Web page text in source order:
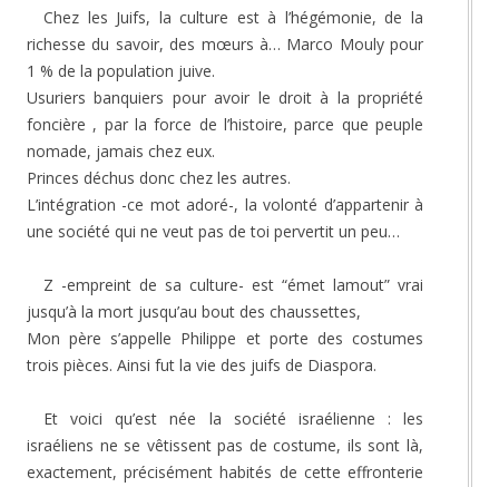
Chez les Juifs, la culture est à l’hégémonie, de la
richesse du savoir, des mœurs à… Marco Mouly pour
1 % de la population juive.
Usuriers banquiers pour avoir le droit à la propriété
foncière , par la force de l’histoire, parce que peuple
nomade, jamais chez eux.
Princes déchus donc chez les autres.
L’intégration -ce mot adoré-, la volonté d’appartenir à
une société qui ne veut pas de toi pervertit un peu…
Z -empreint de sa culture- est “émet lamout” vrai
jusqu’à la mort jusqu’au bout des chaussettes,
Mon père s’appelle Philippe et porte des costumes
trois pièces. Ainsi fut la vie des juifs de Diaspora.
Et voici qu’est née la société israélienne : les
israéliens ne se vêtissent pas de costume, ils sont là,
exactement, précisément habités de cette effronterie